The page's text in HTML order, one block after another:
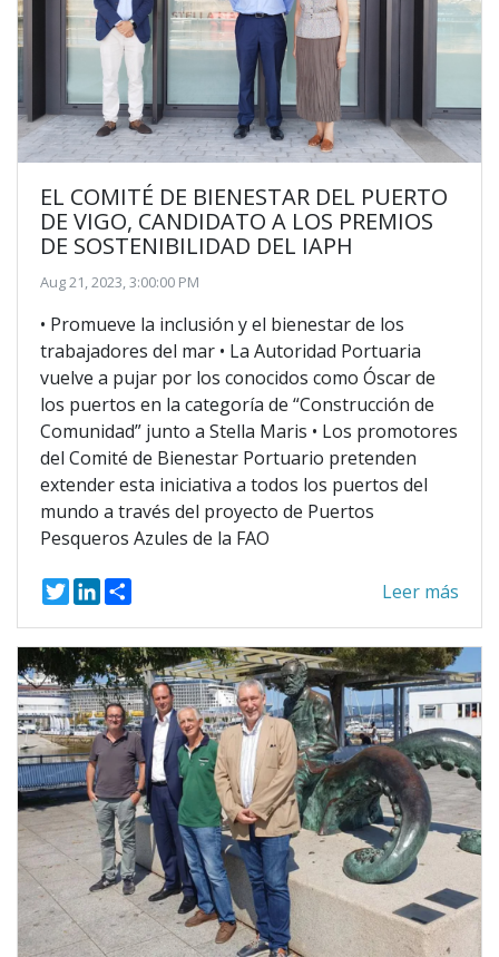
EL COMITÉ DE BIENESTAR DEL PUERTO
DE VIGO, CANDIDATO A LOS PREMIOS
DE SOSTENIBILIDAD DEL IAPH
Aug 21, 2023, 3:00:00 PM
• Promueve la inclusión y el bienestar de los
trabajadores del mar • La Autoridad Portuaria
vuelve a pujar por los conocidos como Óscar de
los puertos en la categoría de “Construcción de
Comunidad” junto a Stella Maris • Los promotores
del Comité de Bienestar Portuario pretenden
extender esta iniciativa a todos los puertos del
mundo a través del proyecto de Puertos
Pesqueros Azules de la FAO
T
w
i
t
t
e
r
L
n
k
e
d
I
n
a
r
e
Leer más